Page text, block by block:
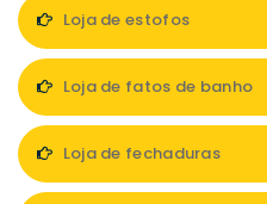
Loja de estofos
Loja de fatos de banho
Loja de fechaduras